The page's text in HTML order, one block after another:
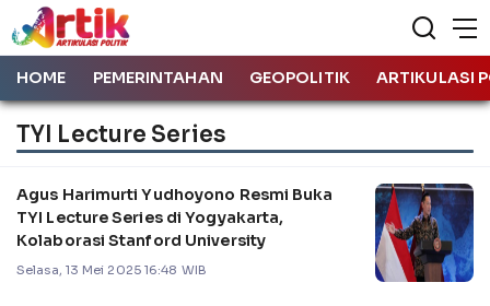
HOME PEMERINTAHAN GEOPOLITIK ARTIKULASI
TYI Lecture Series
Agus Harimurti Yudhoyono Resmi Buka
TYI Lecture Series di Yogyakarta,
Kolaborasi Stanford University
Selasa, 13 Mei 2025 16:48 WIB